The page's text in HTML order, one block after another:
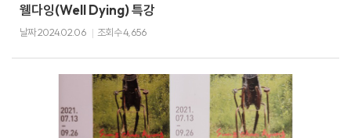
웰다잉(Well Dying) 특강
날짜2024.02.06 조회수4,656